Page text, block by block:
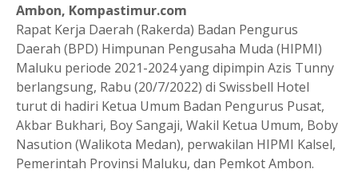
Ambon, Kompastimur.com
Rapat Kerja Daerah (Rakerda) Badan Pengurus
Daerah (BPD) Himpunan Pengusaha Muda (HIPMI)
Maluku periode 2021-2024 yang dipimpin Azis Tunny
berlangsung, Rabu (20/7/2022) di Swissbell Hotel
turut di hadiri Ketua Umum Badan Pengurus Pusat,
Akbar Bukhari, Boy Sangaji, Wakil Ketua Umum, Boby
Nasution (Walikota Medan), perwakilan HIPMI Kalsel,
Pemerintah Provinsi Maluku, dan Pemkot Ambon.